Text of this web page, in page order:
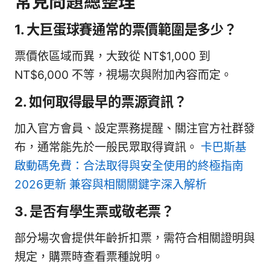
1. 大巨蛋球賽通常的票價範圍是多少？
票價依區域而異，大致從 NT$1,000 到
NT$6,000 不等，視場次與附加內容而定。
2. 如何取得最早的票源資訊？
加入官方會員、設定票務提醒、關注官方社群發
布，通常能先於一般民眾取得資訊。 卡巴斯基
啟動碼免費：合法取得與安全使用的終極指南
2026更新 兼容與相關關鍵字深入解析
3. 是否有學生票或敬老票？
部分場次會提供年齡折扣票，需符合相關證明與
規定，購票時查看票種說明。